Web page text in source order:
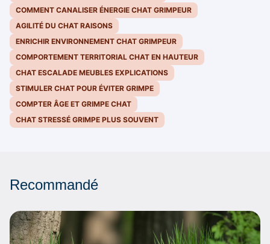
COMMENT CANALISER ÉNERGIE CHAT GRIMPEUR
AGILITÉ DU CHAT RAISONS
ENRICHIR ENVIRONNEMENT CHAT GRIMPEUR
COMPORTEMENT TERRITORIAL CHAT EN HAUTEUR
CHAT ESCALADE MEUBLES EXPLICATIONS
STIMULER CHAT POUR ÉVITER GRIMPE
COMPTER ÂGE ET GRIMPE CHAT
CHAT STRESSÉ GRIMPE PLUS SOUVENT
Recommandé